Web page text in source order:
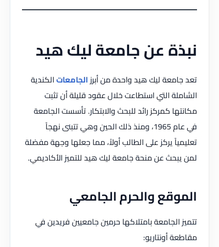
نبذة عن جامعة ليك هيد
تعد جامعة ليك هيد واحدة من أبرزالجامعاتالكندية
الشاملة التي استطاعت خلال عقود قليلة أن تثبت
مكانتها كمركز رائد للبحث والابتكار. تأسست الجامعة
في عام 1965، ومنذ ذلك الحين وهي تتبنى نهجاً
تعليمياً يركز على الطالب أولاً، مما جعلها وجهة مفضلة
لمن يبحث عن منحة جامعة ليك هيد للتميز الأكاديمي.
الموقع والحرم الجامعي
تتميز الجامعة بامتلاكها حرمين جامعيين فريدين في
مقاطعة أونتاريو: